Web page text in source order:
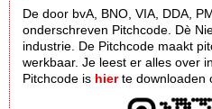
De door bvA, BNO, VIA, DDA,
onderschreven Pitchcode. Dè
industrie. De Pitchcode maakt
werkbaar. Je leest er alles over in
Pitchcode is hierte downloaden